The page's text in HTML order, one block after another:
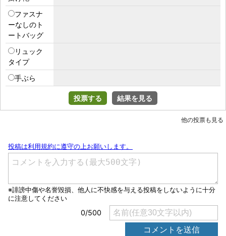
ファスナ
ーなしのト
ートバッグ
リュック
タイプ
手ぶら
投票する 結果を見る
他の投票も見る